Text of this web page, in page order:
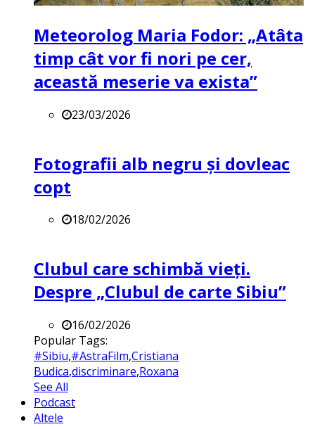
Meteorolog Maria Fodor: „Atâta
timp cât vor fi nori pe cer,
această meserie va exista”
23/03/2026
Fotografii alb negru și dovleac
copt
18/02/2026
Clubul care schimbă vieți.
Despre „Clubul de carte Sibiu”
16/02/2026
Popular Tags:
#Sibiu,#AstraFilm,Cristiana
Budica,discriminare,Roxana
See All
Podcast
Altele